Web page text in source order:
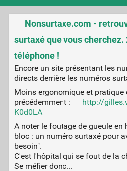
Nonsurtaxe.com -
surtaxé que vous cherchez.
téléphone !
Encore un site présentant les
directs derrière les numéros
Moins ergonomique et pratique
précédemment :
http://
K0d0LA
A noter le foutage de gueule en
bloc : un numéro surtaxé pour
besoin".
C'est l'hôpital qui se fout de la
Se méfier donc...